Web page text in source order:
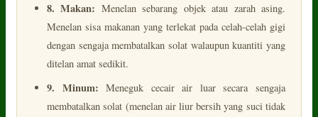
8. Makan: Menelan sebarang objek atau zarah asing.
Menelan sisa makanan yang terlekat pada celah-celah gigi
dengan sengaja membatalkan solat walaupun kuantiti yang
ditelan amat sedikit.
9. Minum: Meneguk cecair air luar secara sengaja
membatalkan solat (menelan air liur bersih yang suci tidak